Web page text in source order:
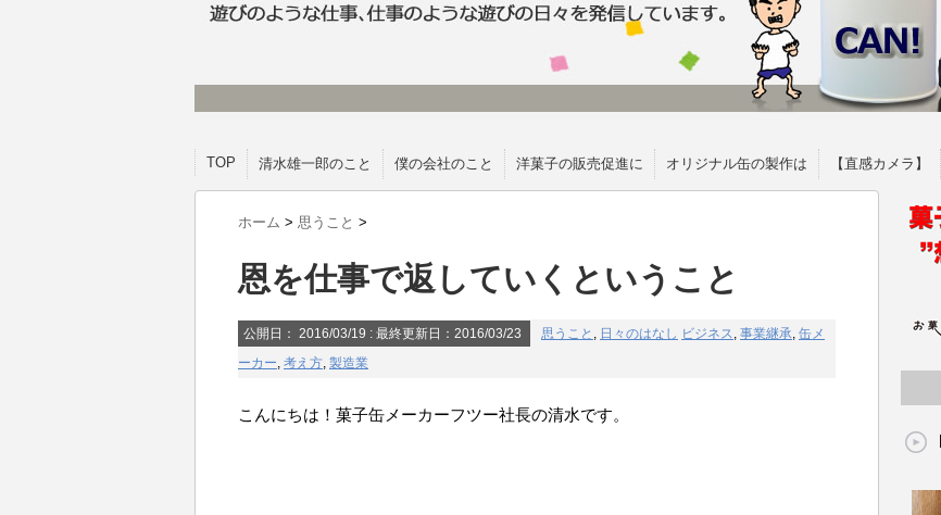
TOP 清水雄一郎のこと 僕の会社のこと 洋菓子の販売促進に オリジナル缶の製作は 【直感カメラ】
ホーム > 思うこと >
恩を仕事で返していくということ
公開日： 2016/03/19 : 最終更新日：2016/03/23 思うこと , 日々のはなし ビジネス, 事業継承, 缶メ
ーカー, 考え方, 製造業
こんにちは！菓子缶メーカーフツー社長の清水です。